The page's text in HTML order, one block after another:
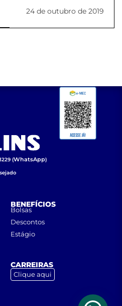
representante
discente da COLAP
24 de outubro de 2019
(WhatsApp)
BENEFÍCIOS
Bolsas
Descontos
Estágio
CARREIRAS
Clique aqui